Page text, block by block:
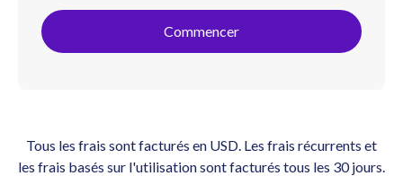
Commencer
Tous les frais sont facturés en USD. Les frais récurrents et
les frais basés sur l'utilisation sont facturés tous les 30 jours.